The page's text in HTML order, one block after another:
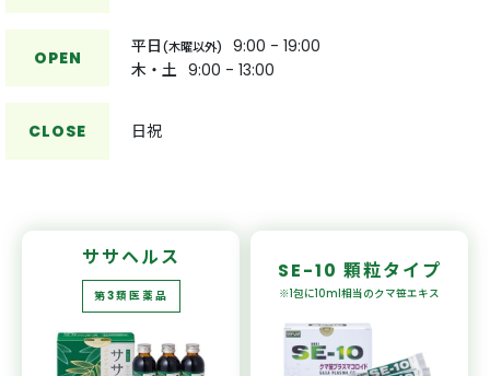
OPEN
平日(木曜以外)
9:00 - 19:00
木・土 9:00 - 13:00
CLOSE 日祝
ササヘルス
第3類医薬品
SE-10 顆粒タイプ
※1包に10ml相当のクマ笹エキス